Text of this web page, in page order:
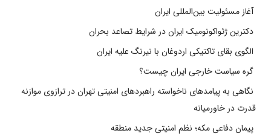
آغاز مسئولیت بین‌المللی ایران
دکترین ژئواکونومیک ایران در شرایط تصاعد بحران
الگوی بقای تاکتیکی اردوغان با نیرنگ علیه ایران
گره سیاست خارجی ایران چیست؟
نگاهی به پیامدهای ناخواسته راهبردهای امنیتی تهران در ترازوی موازنه
قدرت در خاورمیانه
پیمان دفاعی مکه؛ نظم امنیتی جدید منطقه